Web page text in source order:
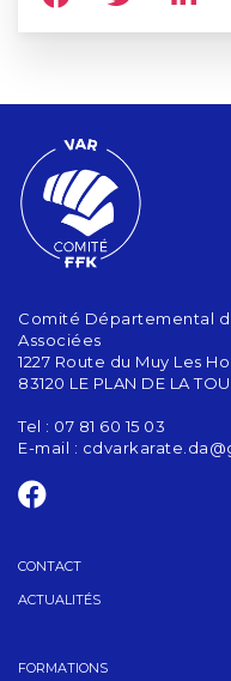
Comité Départemental
Associées
1227 Route du Muy Les
83120 LE PLAN DE LA
Tel : 07 81 60 15 03
E-mail :
CONTACT
ACTUALITÉS
FORMATIONS